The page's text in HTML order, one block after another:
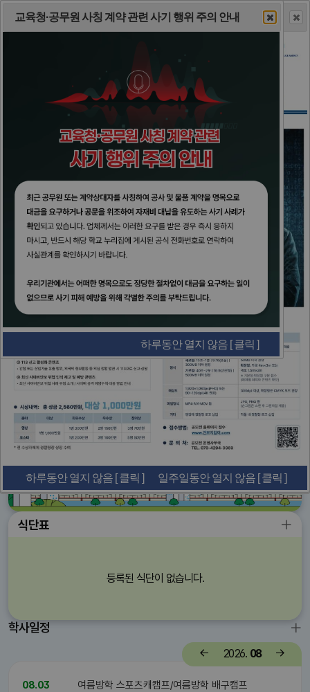
교육감 서한문
하루동안 열지 않음 [ 클릭 ] 일주일동안 열지 않음 [ 클릭 ]
일괄닫기 [ 클릭 ]
2026년 안보지킴이 공모전 포스트
하루동안 열지 않음 [ 클릭 ] 일주일동안 열지 않음 [ 클릭 ]
일괄닫기 [ 클릭 ]
경상남도교육청 기록원 전시관 운영 안내
하루동안 열지 않음 [ 클릭 ]
일주일동안 열지 않음 [ 클릭 ] 일괄닫기 [ 클릭 ]
교육청·공무원 사칭 계약 관련 사기 행위 주의 안내
하루동안 열지 않음 [ 클릭 ]
일주일동안 열지 않음 [ 클릭 ] 일괄닫기 [ 클릭 ]